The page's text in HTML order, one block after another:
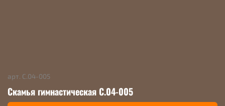
арт. С.04-005
Скамья гимнастическая С.04-005